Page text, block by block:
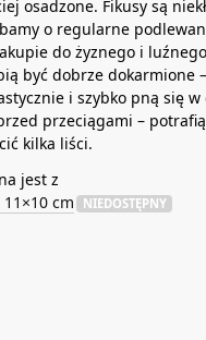
osadzone. Fikusy są
o regularne
do żyznego i
być dobrze dokarmione
i szybko pną się w
przeciągami –
kilka liści.
jest z
cm
NIEDOSTĘPNY